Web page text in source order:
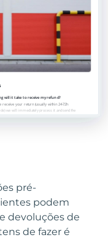
pré-
podem
devoluções de
de fazer é